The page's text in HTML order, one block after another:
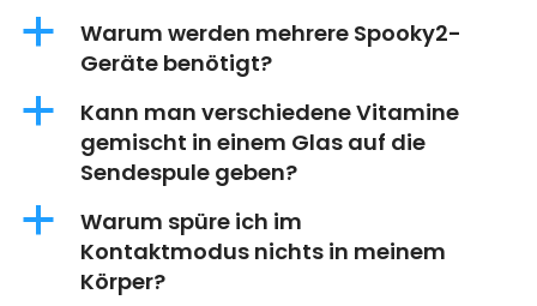
a
Warum werden mehrere Spooky2-
Geräte benötigt?
a
Kann man verschiedene Vitamine
gemischt in einem Glas auf die
Sendespule geben?
a
Warum spüre ich im
Kontaktmodus nichts in meinem
Körper?